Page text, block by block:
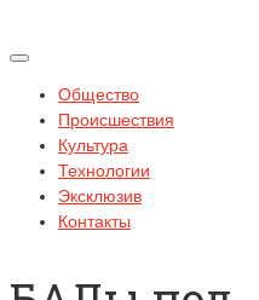
Общество
Происшествия
Культура
Технологии
Эксклюзив
Контакты